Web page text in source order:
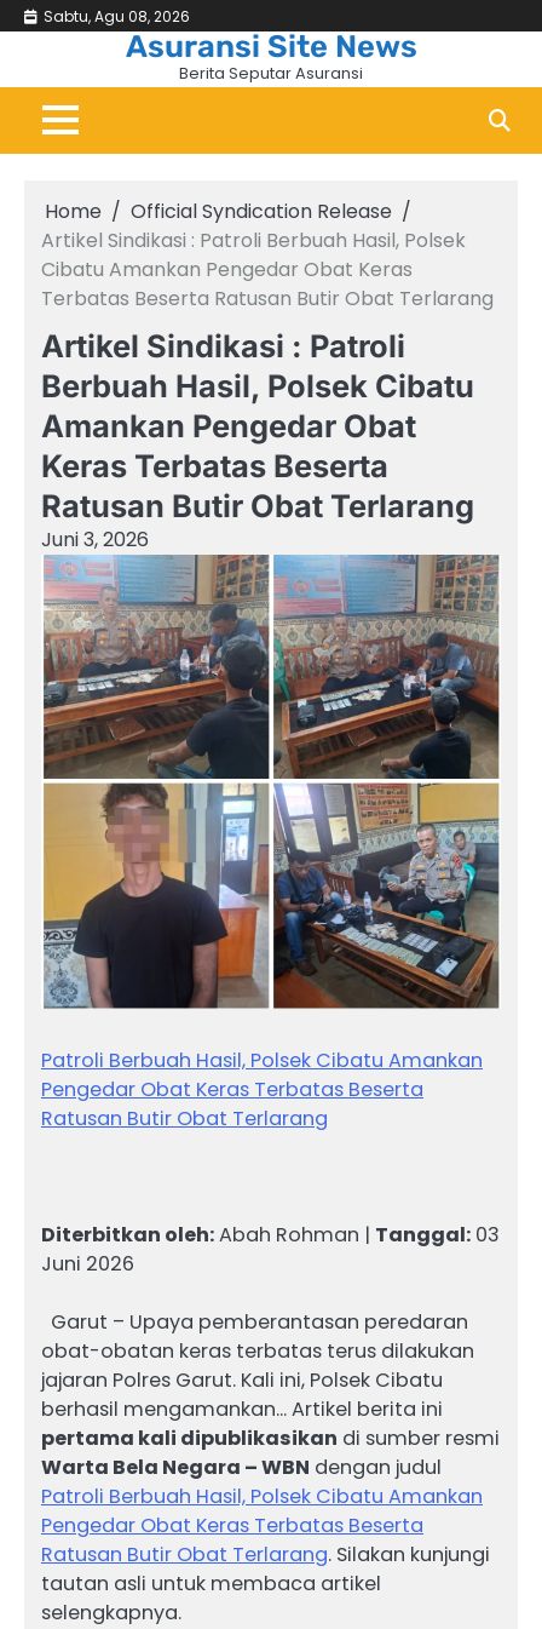
Skip Sabtu, Agu 08, 2026
&
Asuransi Site News
Berita Seputar Asuransi
Home
Official Syndication Release
Artikel Sindikasi : Patroli Berbuah Hasil, Polsek
Cibatu Amankan Pengedar Obat Keras
Terbatas Beserta Ratusan Butir Obat Terlarang
Artikel Sindikasi : Patroli
Berbuah Hasil, Polsek Cibatu
Amankan Pengedar Obat
Keras Terbatas Beserta
Ratusan Butir Obat Terlarang
Juni 3, 2026
Patroli Berbuah Hasil, Polsek Cibatu Amankan
Pengedar Obat Keras Terbatas Beserta
Ratusan Butir Obat Terlarang
Diterbitkan oleh:Abah Rohman | Tanggal: 03
Juni 2026
Garut – Upaya pemberantasan peredaran
obat-obatan keras terbatas terus dilakukan
jajaran Polres Garut. Kali ini, Polsek Cibatu
berhasil mengamankan… Artikel berita ini
pertama kali dipublikasikan di sumber resmi
Warta Bela Negara – WBN dengan judul
Patroli Berbuah Hasil, Polsek Cibatu Amankan
Pengedar Obat Keras Terbatas Beserta
Ratusan Butir Obat Terlarang. Silakan kunjungi
tautan asli untuk membaca artikel
selengkapnya.